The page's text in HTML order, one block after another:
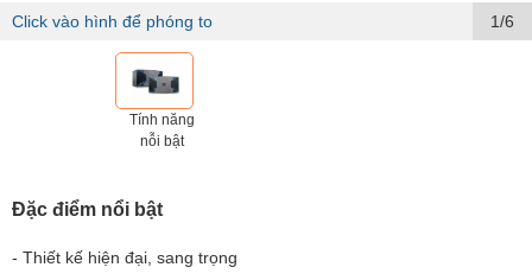
Click vào hình để phóng to 1/6
Tính năng
nỗi bật
Đặc điểm nổi bật
- Thiết kế hiện đại, sang trọng